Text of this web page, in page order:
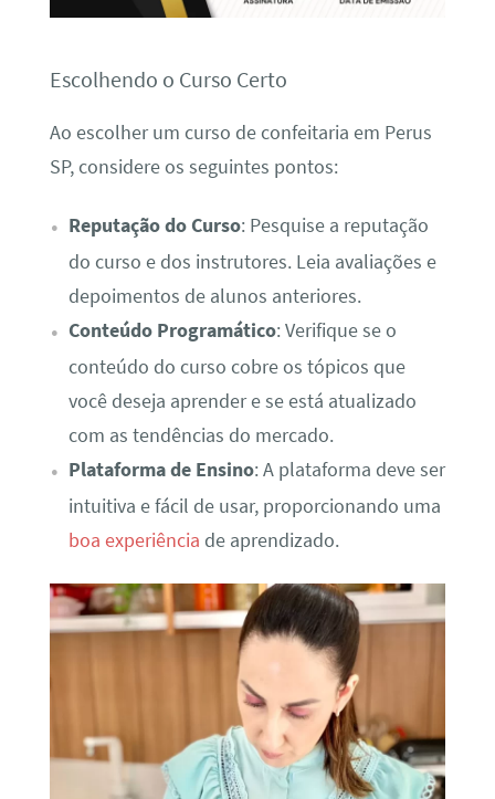
Escolhendo o Curso Certo
Ao escolher um curso de confeitaria em Perus
SP, considere os seguintes pontos:
Reputação do Curso: Pesquise a reputação
do curso e dos instrutores. Leia avaliações e
depoimentos de alunos anteriores.
Conteúdo Programático: Verifique se o
conteúdo do curso cobre os tópicos que
você deseja aprender e se está atualizado
com as tendências do mercado.
Plataforma de Ensino: A plataforma deve ser
intuitiva e fácil de usar, proporcionando uma
boa experiência de aprendizado.